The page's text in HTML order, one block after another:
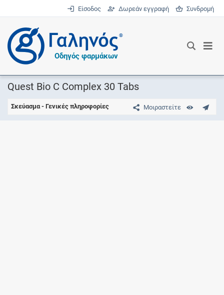
Είσοδος Δωρεάν εγγραφή Συνδρομή
®
Οδηγός φαρμάκων
Quest Bio C Complex 30 Tabs
Μοιραστείτε
Σκεύασμα - Γενικές πληροφορίες